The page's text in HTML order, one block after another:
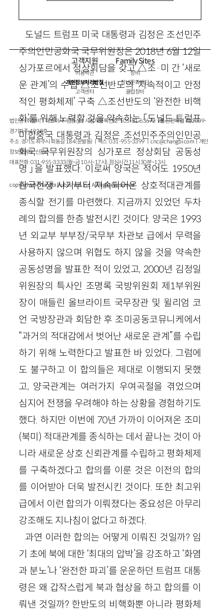
도널드 트럼프 미국 대통령과 김정은 조선민주
주의인민공화국 국무위원장은 2018년 6월 12일
싱가포르에서 정상회담을 갖고 △조·미 간 ‘새로
운 관계’의 수립 △조선반도의 ‘지속적이고 안정
적인 평화체제’ 구축 △조선반도의 ‘완전한 비핵
화’를 위해 노력할 것을 약속하는 「도널드 트럼프
미합중국 대통령과 김정은 조선민주주의인민공
화국 국무위원장의 싱가포르 정상회담 공동성
명」을 발표했다. 이로써 양국은 적어도 1950년
한국전쟁 시기부터 지속되어온 상호적대관계를
종식할 전기를 마련했다. 지금까지 있었던 두차
례의 합의를 한층 발전시킨 것이다. 양국은 1993
년 외교부 부부장/국무부 차관보 급에서 무력을
사용하지 않으며 위협도 하지 않을 것을 약속한
공동성명을 발표한 적이 있었고, 2000년 김정일
위원장의 특사인 조명록 국방위원회 제1부위원
장이 매들린 올브라이트 국무장관 및 윌리엄 코
언 국방장관과 회담한 후 조미공동코뮤니케에서
“과거의 적대감에서 벗어난 새로운 관계”를 수립
하기 위해 노력한다고 발표한 바 있었다. 그럼에
도 불구하고 이 합의들은 제대로 이행되지 못했
고, 양국관계는 여러가지 우여곡절을 겪었으며
심지어 전쟁을 우려해야 하는 상황을 경험하기도
했다. 하지만 이번에 70년 가까이 이어져온 조미
(북미) 적대관계를 종식하는 데서 끝나는 것이 아
니라 새로운 상호 신뢰관계를 수립하고 평화체제
를 구축하겠다고 합의를 이룬 것은 이전의 합의
를 이어받아 더욱 발전시킨 것이다. 또한 최고위
급에서 이런 합의가 이뤄졌다는 중요성은 아무리
강조해도 지나침이 없다고 하겠다.
과연 이러한 합의는 어떻게 이뤄진 것일까? 임
기 초에 북에 대한 ‘최대의 압박’을 강조하고 ‘화염
과 분노’나 ‘완전한 파괴’를 운운하던 트럼프 대통
령은 왜 갑작스럽게 북과 협상을 하고 합의를 이
뤄낸 것일까? 한반도의 비핵화뿐 아니라 평화체
고객지원
이용약관
개인정보처리방침
고객센터
Family Sites
창비
창비문화재단
클럽창비
법인명 : ㈜창비ㅣ대표이사 : 염종선ㅣ사업자등록번호 : 105-81-63672ㅣ통신판매업 : 제 2009-
경기파주-1928호
주소 : 경기도 파주시 회동길 184(문발동)ㅣ팩스 : 031-955-3399 ㅣcnc@changbi.comㅣ개인
정보책임자 : 신문수
대표전화 : 031-955-3333(월~금 10시~17시), 점심시간 11시 30분~13시
copyright © Changbi Publishers, inc. All Rights Reserved.